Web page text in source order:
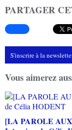
PARTAGER
S'inscrire à la
Vous aimerez
[LA PAROLE